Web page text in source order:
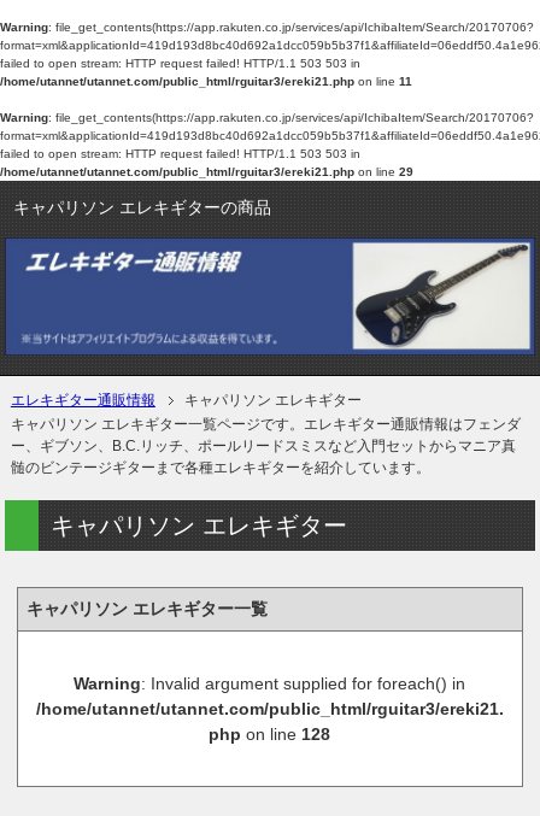
Warning: file_get_contents(https://app.rakuten.co.jp/services/api/IchibaItem/Search/20170706?
failed to open stream: HTTP request failed! HTTP/1.1 503 503 in
/home/utannet/utannet.com/public_html/rguitar3/ereki21.php on line 11
Warning: file_get_contents(https://app.rakuten.co.jp/services/api/IchibaItem/Search/20170706?
failed to open stream: HTTP request failed! HTTP/1.1 503 503 in
/home/utannet/utannet.com/public_html/rguitar3/ereki21.php on line 29
キャパリソン エレキギターの商品
エレキギター通販情報
キャパリソン エレキギター
キャパリソン エレキギター一覧ページです。エレキギター通販情報はフェンダ
ー、ギブソン、B.C.リッチ、ポールリードスミスなど入門セットからマニア真
髄のビンテージギターまで各種エレキギターを紹介しています。
キャパリソン エレキギター
キャパリソン エレキギター一覧
Warning: Invalid argument supplied for foreach() in
/home/utannet/utannet.com/public_html/rguitar3/ereki21.
php on line 128